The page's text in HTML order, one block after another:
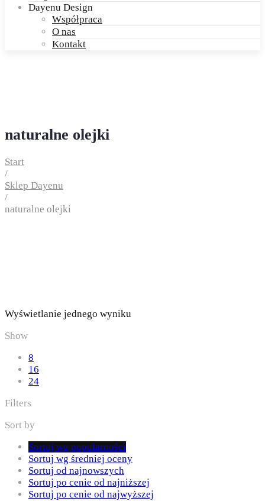
Dayenu Design
Współpraca
O nas
Kontakt
naturalne olejki
Start
/
Sklep Dayenu
/
naturalne olejki
Wyświetlanie jednego wyniku
Show
8
16
24
Filters
Sort by
Sortuj wg popularności
Sortuj wg średniej oceny
Sortuj od najnowszych
Sortuj po cenie od najniższej
Sortuj po cenie od najwyższej